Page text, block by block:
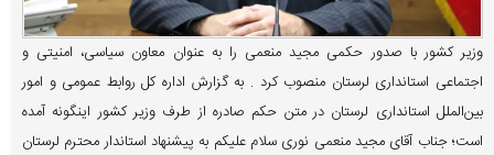
وزیر کشور با صدور حکمی مجید منعمی را به عنوان معاون سیاسی، امنیتی و
اجتماعی استانداری لرستان منصوب کرد . به گزارش اداره کل روابط عمومی و امور
بین‌الملل استانداری لرستان در متن حکم صادره از طرف وزیر کشور اینگونه آمده
است؛ جناب آقای مجید منعمی نوری سلام علیکم به پیشنهاد استاندار محترم لرستان